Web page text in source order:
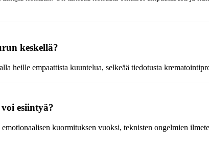
keskellä?
heille empaattista kuuntelua, selkeää tiedotusta
esiintyä?
kuormituksen vuoksi, teknisten ongelmien